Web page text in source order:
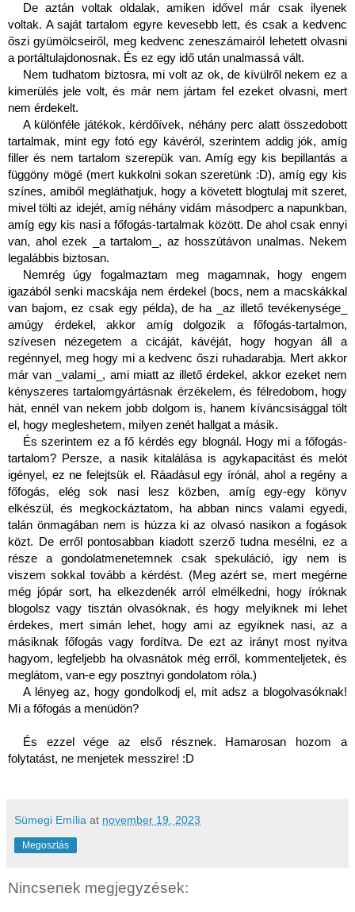
De aztán voltak oldalak, amiken idővel már csak ilyenek
voltak. A saját tartalom egyre kevesebb lett, és csak a kedvenc
őszi gyümölcseiről, meg kedvenc zeneszámairól lehetett olvasni
a portáltulajdonosnak. És ez egy idő után unalmassá vált.
Nem tudhatom biztosra, mi volt az ok, de kívülről nekem ez a
kimerülés jele volt, és már nem jártam fel ezeket olvasni, mert
nem érdekelt.
A különféle játékok, kérdőívek, néhány perc alatt összedobott
tartalmak, mint egy fotó egy kávéról, szerintem addig jók, amíg
filler és nem tartalom szerepük van. Amíg egy kis bepillantás a
függöny mögé (mert kukkolni sokan szeretünk :D), amíg egy kis
színes, amiből megláthatjuk, hogy a követett blogtulaj mit szeret,
mivel tölti az idejét, amíg néhány vidám másodperc a napunkban,
amíg egy kis nasi a főfogás-tartalmak között. De ahol csak ennyi
van, ahol ezek _a tartalom_, az hosszútávon unalmas. Nekem
legalábbis biztosan.
Nemrég úgy fogalmaztam meg magamnak, hogy engem
igazából senki macskája nem érdekel (bocs, nem a macskákkal
van bajom, ez csak egy példa), de ha _az illető tevékenysége_
amúgy érdekel, akkor amíg dolgozik a főfogás-tartalmon,
szívesen nézegetem a cicáját, kávéját, hogy hogyan áll a
regénnyel, meg hogy mi a kedvenc őszi ruhadarabja. Mert akkor
már van _valami_, ami miatt az illető érdekel, akkor ezeket nem
kényszeres tartalomgyártásnak érzékelem, és félredobom, hogy
hát, ennél van nekem jobb dolgom is, hanem kíváncsisággal tölt
el, hogy megleshetem, milyen zenét hallgat a másik.
És szerintem ez a fő kérdés egy blognál. Hogy mi a főfogás-
tartalom? Persze, a nasik kitalálása is agykapacitást és melót
igényel, ez ne felejtsük el. Ráadásul egy írónál, ahol a regény a
főfogás, elég sok nasi lesz közben, amíg egy-egy könyv
elkészül, és megkockáztatom, ha abban nincs valami egyedi,
talán önmagában nem is húzza ki az olvasó nasikon a fogások
közt. De erről pontosabban kiadott szerző tudna mesélni, ez a
része a gondolatmenetemnek csak spekuláció, így nem is
viszem sokkal tovább a kérdést. (Meg azért se, mert megérne
még jópár sort, ha elkezdenék arról elmélkedni, hogy íróknak
blogolsz vagy tisztán olvasóknak, és hogy melyiknek mi lehet
érdekes, mert simán lehet, hogy ami az egyiknek nasi, az a
másiknak főfogás vagy fordítva. De ezt az irányt most nyitva
hagyom, legfeljebb ha olvasnátok még erről, kommenteljetek, és
meglátom, van-e egy posztnyi gondolatom róla.)
A lényeg az, hogy gondolkodj el, mit adsz a blogolvasóknak!
Mi a főfogás a menüdön?
És ezzel vége az első résznek. Hamarosan hozom a
folytatást, ne menjetek messzire! :D
Sümegi Emília at november 19, 2023
Megosztás
Nincsenek megjegyzések: